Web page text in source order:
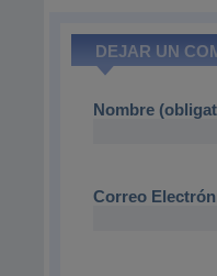
DEJAR UN
Nombre
Correo